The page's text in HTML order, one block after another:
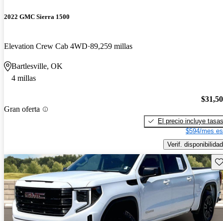
2022 GMC Sierra 1500
Elevation Crew Cab 4WD 89,259 millas
Bartlesville, OK
4 millas
Gran oferta
El precio incluye tasas
$594/mes
Verif. disponibilidad